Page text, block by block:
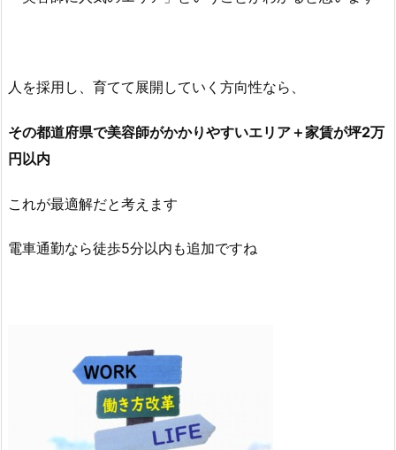
人を採用し、育てて展開していく方向性なら、
その都道府県で美容師がかかりやすいエリア＋家賃が坪2万
円以内
これが最適解だと考えます
電車通勤なら徒歩5分以内も追加ですね